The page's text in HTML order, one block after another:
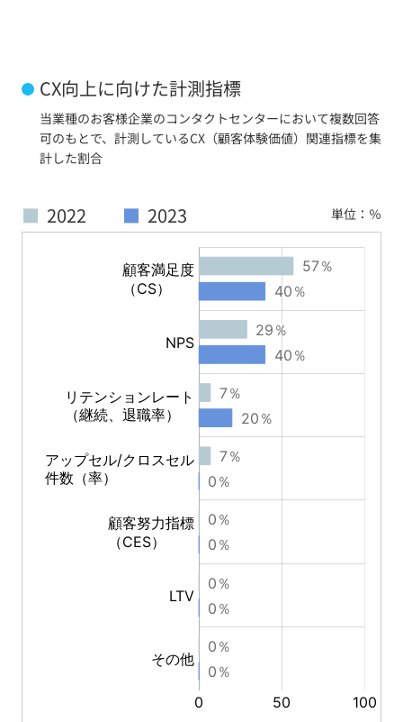
CX向上に向けた計測指標
当業種のお客様企業のコンタクトセンターにおいて複数回答
可のもとで、計測しているCX（顧客体験価値）関連指標を集
計した割合
■ 2022 ■ 2023 単位：％